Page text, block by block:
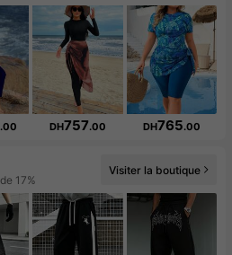
.00 DH757.00 DH765.00
Visiter la boutique